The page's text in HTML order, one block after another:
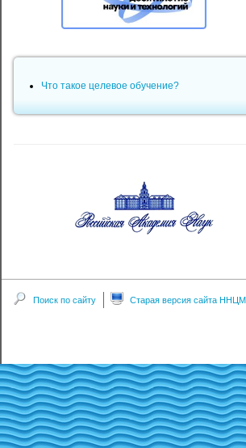
Что такое целевое обучение?
Поиск по сайту Старая версия сайта